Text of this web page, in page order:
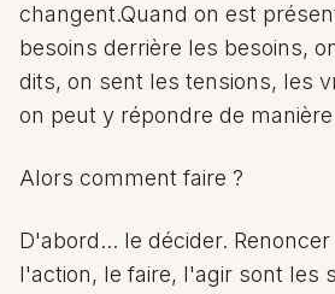
changent.Quand on est
besoins derrière les besoins,
dits, on sent les tensions, les
on peut y répondre de
Alors comment faire ?
D'abord... le décider.
l'action, le faire, l'agir sont les